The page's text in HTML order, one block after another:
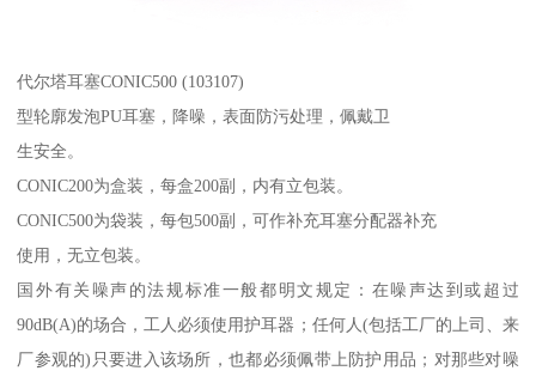
代尔塔耳塞CONIC500 (103107)
型轮廓发泡PU耳塞，降噪，表面防污处理，佩戴卫
生安全。
CONIC200为盒装，每盒200副，内有立包装。
CONIC500为袋装，每包500副，可作补充耳塞分配器补充
使用，无立包装。
国外有关噪声的法规标准一般都明文规定：在噪声达到或超过
90dB(A)的场合，工人必须使用护耳器；任何人(包括工厂的上司、来
厂参观的)只要进入该场所，也都必须佩带上防护用品；对那些对噪